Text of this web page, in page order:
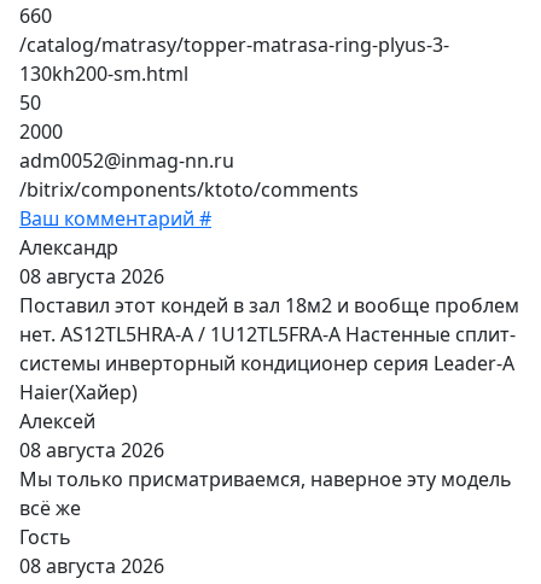
660
/catalog/matrasy/topper-matrasa-ring-plyus-3-
130kh200-sm.html
50
2000
adm0052@inmag-nn.ru
/bitrix/components/ktoto/comments
Ваш комментарий #
Александр
08 августа 2026
Поставил этот кондей в зал 18м2 и вообще проблем
нет. AS12TL5HRA-A / 1U12TL5FRA-A Настенные сплит-
системы инверторный кондиционер серия Leader-A
Haier(Хайер)
Алексей
08 августа 2026
Мы только присматриваемся, наверное эту модель
всё же
Гость
08 августа 2026